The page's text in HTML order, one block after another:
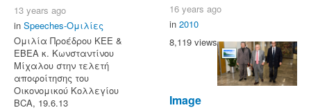
13 years ago
in Speeches-Ομιλίες
Ομιλία Προέδρου ΚΕΕ &
ΕΒΕΑ κ. Κωνσταντίνου
Μίχαλου στην τελετή
αποφοίτησης του
Οικονομικού Κολλεγίου
BCA, 19.6.13
16 years ago
in 2010
8,119 views
Image